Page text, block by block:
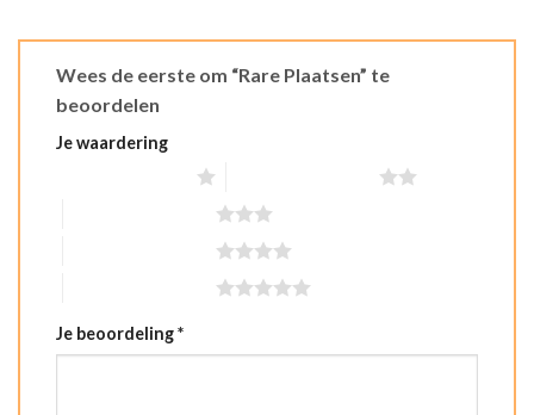
Wees de eerste om “Rare Plaatsen” te
beoordelen
Je waardering
Je beoordeling*